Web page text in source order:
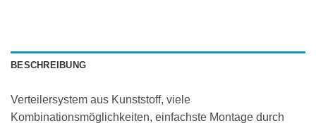
BESCHREIBUNG
Verteilersystem aus Kunststoff, viele
Kombinationsmöglichkeiten, einfachste Montage durch